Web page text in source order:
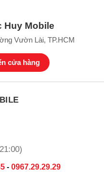
ngón tay mà không cần nhìn.
Mobile
Vườn Lài, TP.HCM
cửa hàng
- 0967.29.29.29